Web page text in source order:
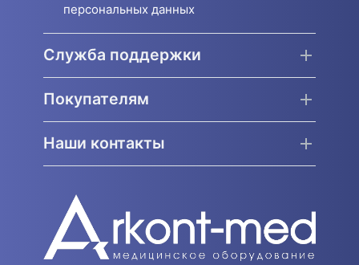
персональных данных
Служба поддержки
Покупателям
Наши контакты